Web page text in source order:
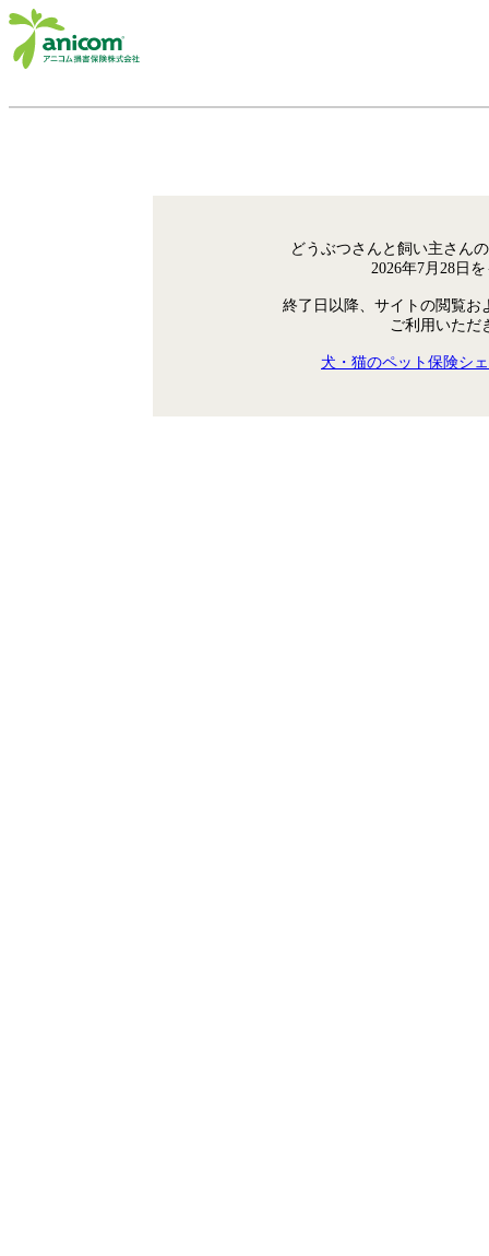
どうぶつさんと飼い主さん
2026年7月28日
終了日以降、サイトの閲覧お
ご利用いただ
犬・猫のペット保険シ